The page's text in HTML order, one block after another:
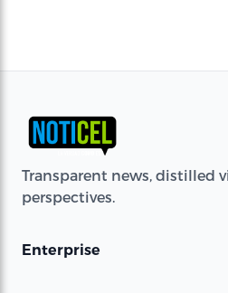
Transparent news, distilled
perspectives.
Enterprise